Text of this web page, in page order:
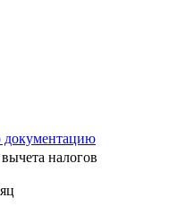
документацию
налогов